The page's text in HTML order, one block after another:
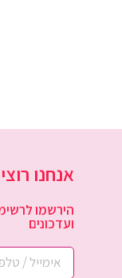
אנחנו
הירשמו
ועדכונים